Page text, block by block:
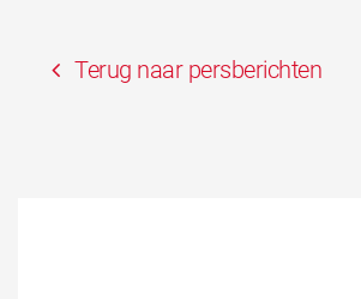
Terug naar persberichten